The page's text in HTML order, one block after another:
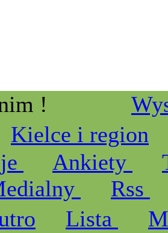
!
Kielce i region
Ankiety
Rss
Lista